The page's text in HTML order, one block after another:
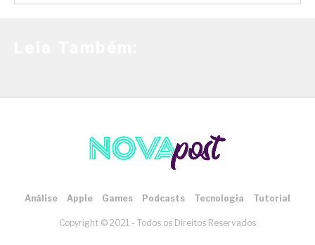
Análise Apple Games Podcasts Tecnologia Tutorial
Copyright © 2021 - Todos os Direitos Reservados